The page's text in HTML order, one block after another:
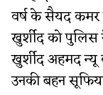
वर्ष के सैयद
खुर्शीद को
खुर्शीद अहमद न्यू
उनकी बहन